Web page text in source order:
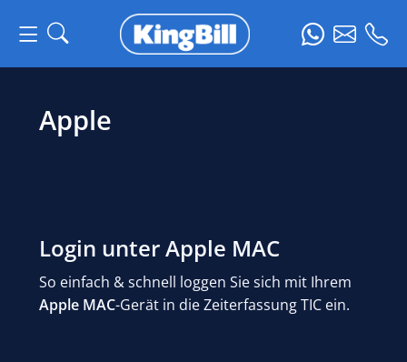
Apple
Login unter Apple MAC
So einfach & schnell loggen Sie sich mit Ihrem
Apple MAC-Gerät in die Zeiterfassung TIC ein.